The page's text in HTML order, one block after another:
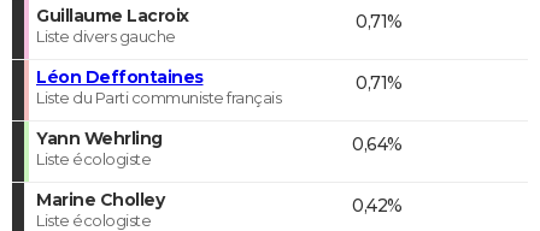
Guillaume Lacroix
Liste divers gauche
0,71%
Léon Deffontaines
Liste du Parti communiste français
0,71%
Yann Wehrling
Liste écologiste
0,64%
Marine Cholley
Liste écologiste
0,42%